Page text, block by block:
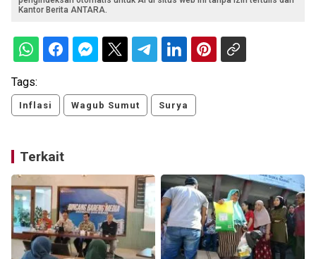
Kantor Berita ANTARA.
Tags:
Inflasi Wagub Sumut Surya
Terkait